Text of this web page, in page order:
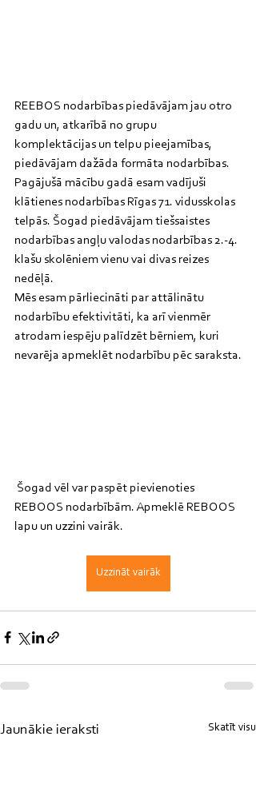
REEBOS nodarbības piedāvājam jau otro
gadu un, atkarībā no grupu
komplektācijas un telpu pieejamības,
piedāvājam dažāda formāta nodarbības.
Pagājušā mācību gadā esam vadījuši
klātienes nodarbības Rīgas 71. vidusskolas
telpās. Šogad piedāvājam tiešsaistes
nodarbības angļu valodas nodarbības 2.-4.
klašu skolēniem vienu vai divas reizes
nedēļā.
Mēs esam pārliecināti par attālinātu
nodarbību efektivitāti, ka arī vienmēr
atrodam iespēju palīdzēt bērniem, kuri
nevarēja apmeklēt nodarbību pēc saraksta.
REBOOS nodarbībām. Apmeklē REBOOS
lapu un uzzini vairāk.
Uzzināt vairāk
Jaunākie ieraksti Skatīt visu